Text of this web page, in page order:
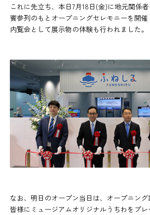
これに先立ち、本日7月18日(金)に地元関係
賓参列のもとオープニングセレモニーを開
内覧会として展示物の体験も行われました。
なお、明日のオープン当日は、オープニン
皆様にミュージアムオリジナルうちわをプレ